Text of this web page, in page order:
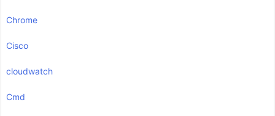
Chrome
Cisco
cloudwatch
Cmd